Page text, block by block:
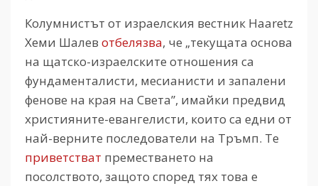
Колумнистът от израелския вестник Haaretz
Хеми Шалев отбелязва, че „текущата основа
на щатско-израелските отношения са
фундаменталисти, месианисти и запалени
фенове на края на Света”, имайки предвид
християните-евангелисти, които са едни от
най-верните последователи на Тръмп. Те
приветстват преместването на
посолството, защото според тях това е